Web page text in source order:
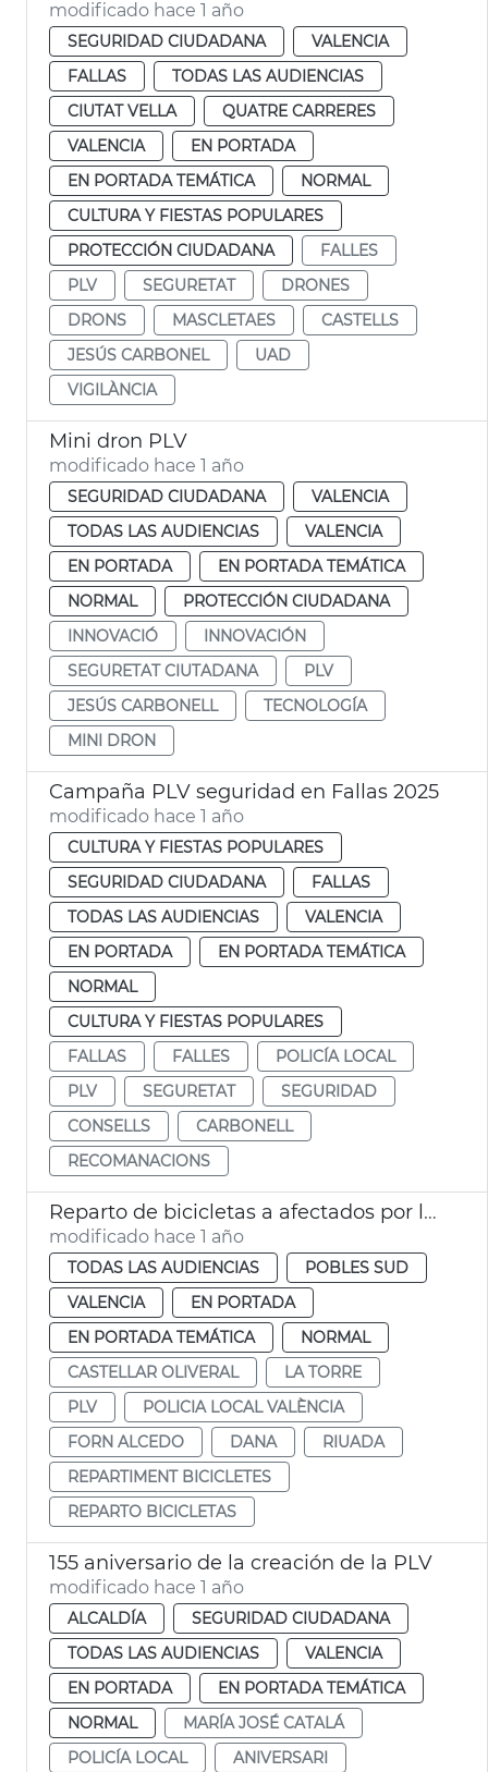
modificado hace 1 año
SEGURIDAD CIUDADANA
VALENCIA
FALLAS
TODAS LAS AUDIENCIAS
CIUTAT VELLA
QUATRE CARRERES
VALENCIA
EN PORTADA
EN PORTADA TEMÁTICA
NORMAL
CULTURA Y FIESTAS POPULARES
PROTECCIÓN CIUDADANA
FALLES
PLV
SEGURETAT
DRONES
DRONS
MASCLETAES
CASTELLS
JESÚS CARBONEL
UAD
VIGILÀNCIA
Mini dron PLV
modificado hace 1 año
SEGURIDAD CIUDADANA
VALENCIA
TODAS LAS AUDIENCIAS
VALENCIA
EN PORTADA
EN PORTADA TEMÁTICA
NORMAL
PROTECCIÓN CIUDADANA
INNOVACIÓ
INNOVACIÓN
SEGURETAT CIUTADANA
PLV
JESÚS CARBONELL
TECNOLOGÍA
MINI DRON
Campaña PLV seguridad en Fallas 2025
modificado hace 1 año
CULTURA Y FIESTAS POPULARES
SEGURIDAD CIUDADANA
FALLAS
TODAS LAS AUDIENCIAS
VALENCIA
EN PORTADA
EN PORTADA TEMÁTICA
NORMAL
CULTURA Y FIESTAS POPULARES
FALLAS
FALLES
POLICÍA LOCAL
PLV
SEGURETAT
SEGURIDAD
CONSELLS
CARBONELL
RECOMANACIONS
Reparto de bicicletas a afectados por la dana València
modificado hace 1 año
TODAS LAS AUDIENCIAS
POBLES SUD
VALENCIA
EN PORTADA
EN PORTADA TEMÁTICA
NORMAL
CASTELLAR OLIVERAL
LA TORRE
PLV
POLICIA LOCAL VALÈNCIA
FORN ALCEDO
DANA
RIUADA
REPARTIMENT BICICLETES
REPARTO BICICLETAS
155 aniversario de la creación de la PLV
modificado hace 1 año
ALCALDÍA
SEGURIDAD CIUDADANA
TODAS LAS AUDIENCIAS
VALENCIA
EN PORTADA
EN PORTADA TEMÁTICA
NORMAL
MARÍA JOSÉ CATALÁ
POLICÍA LOCAL
ANIVERSARI